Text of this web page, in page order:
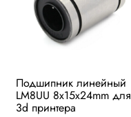
Подшипник линейный
LM8UU 8x15x24mm для
3d принтера